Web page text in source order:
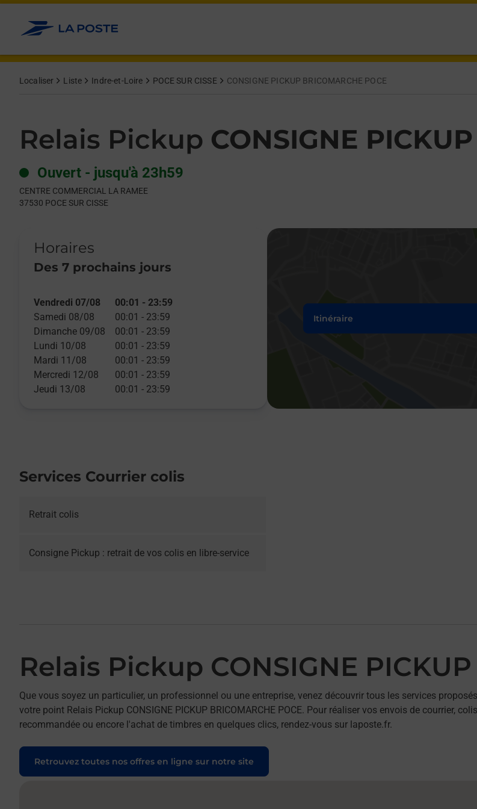
Allez au contenu
Localiser Liste Indre-et-Loire POCE SUR CISSE CONSIGNE PICKUP BRICOMARCHE POCE
Relais Pickup CONSIGNE
Ouvert - jusqu'à 23h59
CENTRE COMMERCIAL LA RAMEE
37530 POCE SUR CISSE
Horaires
Des 7 prochains jours
Day of the WeekHours
Vendredi 07/08 00:01 - 23:59
Samedi 08/08
00:01 - 23:59
Dimanche 09/08
00:01 - 23:59
Lundi 10/08
00:01 - 23:59
Mardi 11/08
00:01 - 23:59
Mercredi 12/08
00:01 - 23:59
Jeudi 13/08
00:01 - 23:59
Itinéraire
Services Courrier colis
Retrait colis
Consigne Pickup : retrait de vos colis en libre-service
Relais Pickup CONSIGNE
Que vous soyez un particulier, un professionnel ou une entreprise, venez découvrir tous les services
votre point Relais Pickup CONSIGNE PICKUP BRICOMARCHE POCE. Pour réaliser vos envois de courrier,
recommandée ou encore l'achat de timbres en quelques clics, rendez-vous sur laposte.fr.
Retrouvez toutes nos offres en ligne sur notre site
Get directions to Relais Pickup at CENTRE COMMERCIAL LA RAMEE POCE SUR CISSE,
lien s'ouvre dans un nouvel onglet